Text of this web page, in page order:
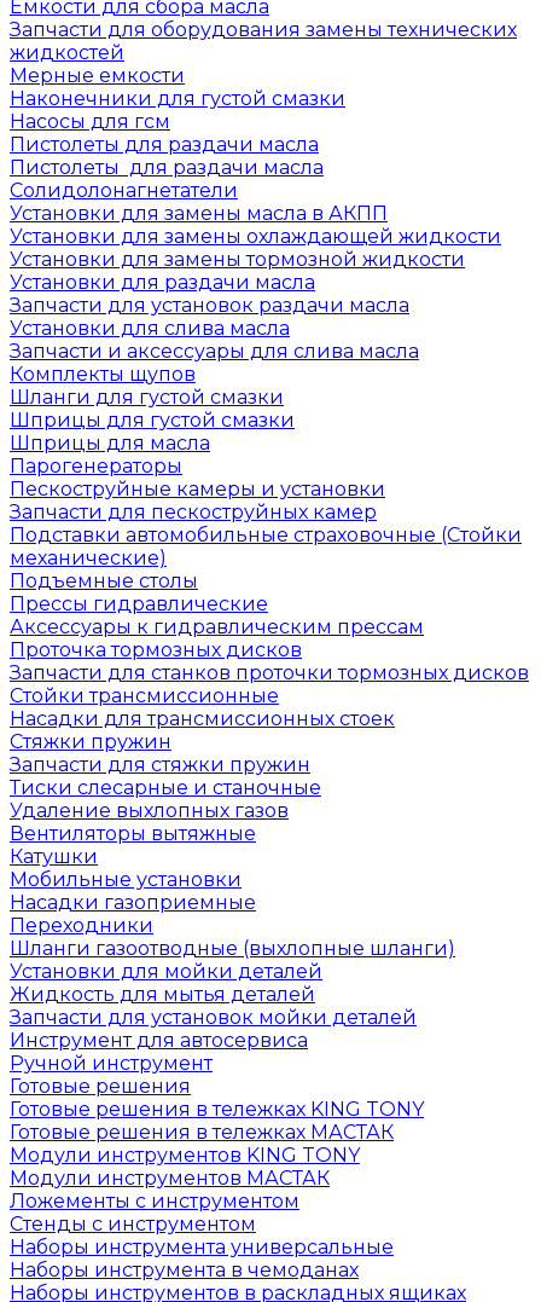
Емкости для сбора масла
Запчасти для оборудования замены технических
жидкостей
Мерные емкости
Наконечники для густой смазки
Насосы для гсм
Пистолеты для раздачи масла
Пистолеты для раздачи масла
Солидолонагнетатели
Установки для замены масла в АКПП
Установки для замены охлаждающей жидкости
Установки для замены тормозной жидкости
Установки для раздачи масла
Запчасти для установок раздачи масла
Установки для слива масла
Запчасти и аксессуары для слива масла
Комплекты щупов
Шланги для густой смазки
Шприцы для густой смазки
Шприцы для масла
Парогенераторы
Пескоструйные камеры и установки
Запчасти для пескоструйных камер
Подставки автомобильные страховочные (Стойки
механические)
Подъемные столы
Прессы гидравлические
Аксессуары к гидравлическим прессам
Проточка тормозных дисков
Запчасти для станков проточки тормозных дисков
Стойки трансмиссионные
Насадки для трансмиссионных стоек
Стяжки пружин
Запчасти для стяжки пружин
Тиски слесарные и станочные
Удаление выхлопных газов
Вентиляторы вытяжные
Катушки
Мобильные установки
Насадки газоприемные
Переходники
Шланги газоотводные (выхлопные шланги)
Установки для мойки деталей
Жидкость для мытья деталей
Запчасти для установок мойки деталей
Инструмент для автосервиса
Ручной инструмент
Готовые решения
Готовые решения в тележках KING TONY
Готовые решения в тележках МАСТАК
Модули инструментов KING TONY
Модули инструментов МАСТАК
Ложементы с инструментом
Стенды с инструментом
Наборы инструмента универсальные
Наборы инструмента в чемоданах
Наборы инструментов в раскладных ящиках